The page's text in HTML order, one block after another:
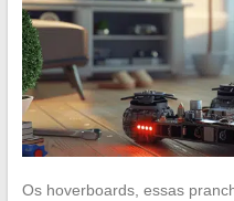
Os hoverboards, essas